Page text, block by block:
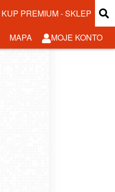
KUP PREMIUM - SKLEP
MAPA
MOJE KONTO